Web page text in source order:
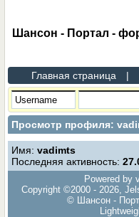
Шансон - Портал -
Главная страница |
Просмотр профиля:
Имя:vadimts
Последняя активность:
Powered by
Copyright ©2000 - 2026,
© Шансон -